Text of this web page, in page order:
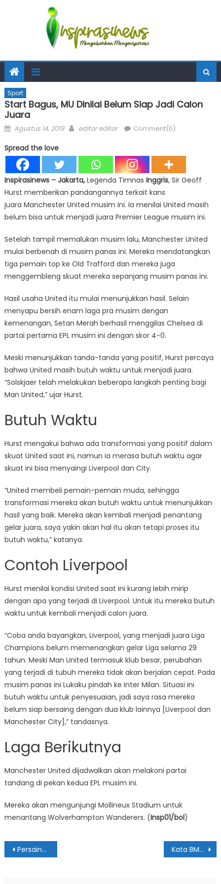
Sport
Start Bagus, MU Dinilai Belum Siap Jadi Calon
Juara
Posted
Agustus 14, 2019 Author
editor editor Comment(0)
Spread the love
Inspirasinews – Jakarta, Legenda Timnas Inggris, Sir Geoff
Hurst memberikan pandangannya terkait kans
juara Manchester United musim ini. Ia menilai United masih
belum bisa untuk menjadi juara Premier League musim ini.
Setelah tampil memalukan musim lalu, Manchester United
mulai berbenah di musim panas ini. Mereka mendatangkan
tiga pemain top ke Old Trafford dan mereka juga
menggembleng skuat mereka sepanjang musim panas ini.
Hasil usaha United itu mulai menunjukkan hasil. Selain
menyapu bersih enam laga pra musim dengan
kemenangan, Setan Merah berhasil menggilas Chelsea di
partai pertama EPL musim ini dengan skor 4-0.
Meski menunjukkan tanda-tanda yang positif, Hurst percaya
bahwa United masih butuh waktu untuk menjadi juara.
“Solskjaer telah melakukan beberapa langkah penting bagi
Man United,” ujar Hurst.
Butuh Waktu
Hurst mengakui bahwa ada transformasi yang positif dalam
skuat United saat ini, namun ia merasa butuh waktu agar
skuat ini bisa menyaingi Liverpool dan City.
“United membeli pemain-pemain muda, sehingga
transformasi mereka akan butuh waktu untuk menunjukkan
hasil yang baik. Mereka akan kembali menjadi penantang
gelar juara, saya yakin akan hal itu akan tetapi proses itu
butuh waktu,” katanya.
Contoh Liverpool
Hurst menilai kondisi United saat ini kurang lebih mirip
dengan apa yang terjadi di Liverpool. Untuk itu mereka butuh
waktu untuk kembali menjadi calon juara.
“Coba anda bayangkan, Liverpool, yang menjadi juara Liga
Champions belum memenangkan gelar Liga selama 29
tahun. Meski Man United termasuk klub besar, perubahan
yang terjadi di tubuh mereka tidak akan berjalan cepat. Pada
musim panas ini Lukaku pindah ke Inter Milan. Situasi ini
butuh waktu untuk penyesuaian, jadi saya rasa mereka
belum siap bersaing dengan dua klub lainnya [Liverpool dan
Manchester City],” tandasnya.
Laga Berikutnya
Manchester United dijadwalkan akan melakoni partai
tandang di pekan kedua EPL musim ini.
Mereka akan mengunjungi Mollineux Stadium untuk
menantang Wolverhampton Wanderers. (Insp01/bol)
Navigasi
Persaingan Juara EPL Diramalkan Tak Seketat Musim Lalu Kata BMKG, 9 Daerah Ini Bakal Diguyur Hujan Lebat